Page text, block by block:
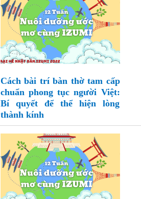
Cách bài trí bàn thờ tam cấp
chuẩn phong tục người Việt:
Bí quyết để thể hiện lòng
thành kính